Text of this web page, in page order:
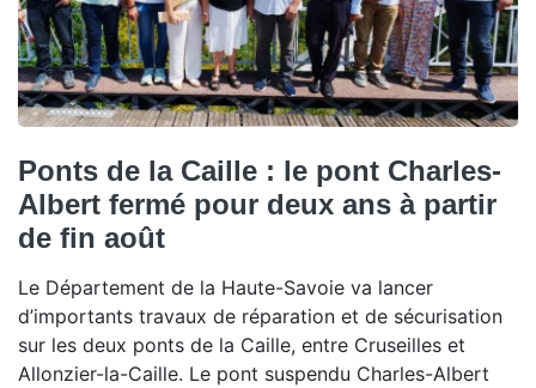
Ponts de la Caille : le pont Charles-
Albert fermé pour deux ans à partir
de fin août
Le Département de la Haute-Savoie va lancer
d’importants travaux de réparation et de sécurisation
sur les deux ponts de la Caille, entre Cruseilles et
Allonzier-la-Caille. Le pont suspendu Charles-Albert